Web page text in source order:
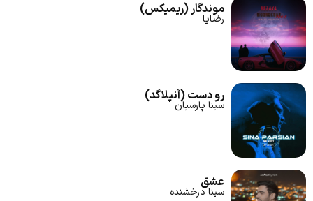
موندگار (ریمیکس)
رضایا
رو دست (آنپلاگد)
سینا پارسیان
عشق
سینا درخشنده